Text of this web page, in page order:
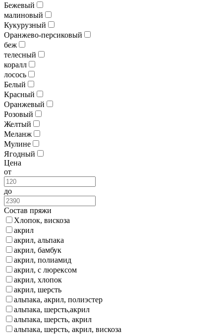
Бежевый
малиновый
Кукурузный
Оранжево-персиковый
беж
телесный
коралл
лосось
Белый
Красный
Оранжевый
Розовый
Желтый
Меланж
Мулине
Ягодный
Цена
от
до
Состав пряжи
Хлопок, вискоза
акрил
акрил, альпака
акрил, бамбук
акрил, полиамид
акрил, с люрексом
акрил, хлопок
акрил, шерсть
альпака, акрил, полиэстер
альпака, шерсть,акрил
альпака, шерсть, акрил
альпака, шерсть, акрил, вискоза